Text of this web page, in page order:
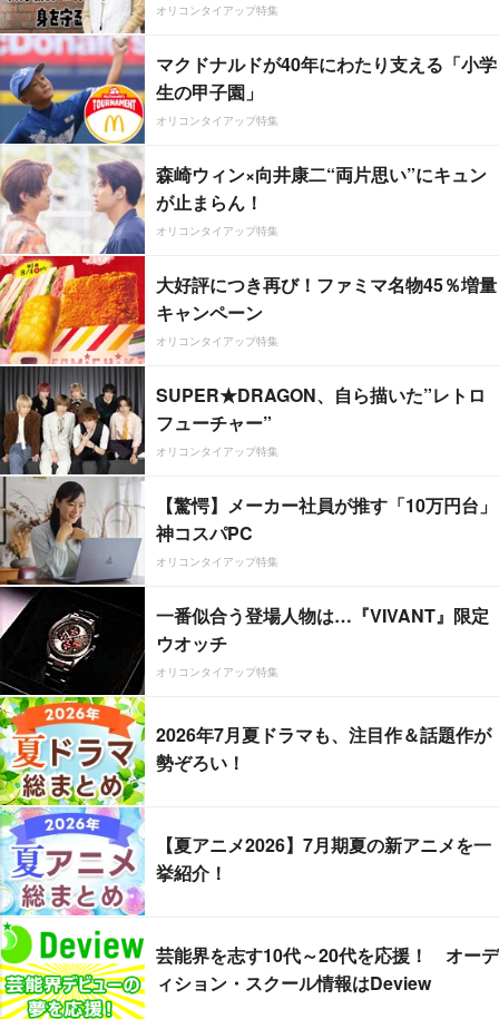
オリコンタイアップ特集
マクドナルドが40年にわたり支える「小学
生の甲子園」
オリコンタイアップ特集
森崎ウィン×向井康二“両片思い”にキュン
が止まらん！
オリコンタイアップ特集
大好評につき再び！ファミマ名物45％増量
キャンペーン
オリコンタイアップ特集
SUPER★DRAGON、自ら描いた”レトロ
フューチャー”
オリコンタイアップ特集
【驚愕】メーカー社員が推す「10万円台」
神コスパPC
オリコンタイアップ特集
一番似合う登場人物は…『VIVANT』限定
ウオッチ
オリコンタイアップ特集
2026年7月夏ドラマも、注目作＆話題作が
勢ぞろい！
【夏アニメ2026】7月期夏の新アニメを一
挙紹介！
芸能界を志す10代～20代を応援！ オーデ
ィション・スクール情報はDeview